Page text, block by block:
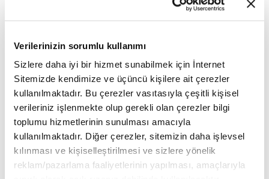
Verilerinizin sorumlu kullanımı
Sizlere daha iyi bir hizmet sunabilmek için İnternet
Sitemizde kendimize ve üçüncü kişilere ait çerezler
kullanılmaktadır. Bu çerezler vasıtasıyla çeşitli kişisel
verileriniz işlenmekte olup gerekli olan çerezler bilgi
toplumu hizmetlerinin sunulması amacıyla
kullanılmaktadır. Diğer çerezler, sitemizin daha işlevsel
kılınması ve kişiselleştirilmesi ve sizlere yönelik
reklam/pazarlama faaliyetlerinin yapılması, amaçlarıyla
girdi ve büyük bir öfkeyle genç, yaşlı, kadın, çocuk
beraberindekiler şehit düştü. Kaşgar, Aksu, Hoten
ve Artuş illerindenki on binlerce insan, Barın
Direnişi ile ilişkilendirildi, hapishanelere atıldı ve
idam edildi.
Barın Ayaklanması, Uygur halkının mücadele
tarihinde önemli bir yer edindi.Gerçekleştirilen bu
acımasız katliamın üstünden tam 34 yıl geçti ve